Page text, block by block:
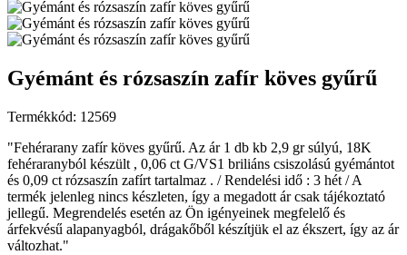
Gyémánt és rózsaszín zafír köves gyűrű
Termékkód: 12569
"Fehérarany zafír köves gyűrű. Az ár 1 db kb 2,9 gr súlyú, 18K
fehéraranyból készült , 0,06 ct G/VS1 briliáns csiszolású gyémántot
és 0,09 ct rózsaszín zafírt tartalmaz . / Rendelési idő : 3 hét / A
termék jelenleg nincs készleten, így a megadott ár csak tájékoztató
jellegű. Megrendelés esetén az Ön igényeinek megfelelő és
árfekvésű alapanyagból, drágakőből készítjük el az ékszert, így az ár
változhat."